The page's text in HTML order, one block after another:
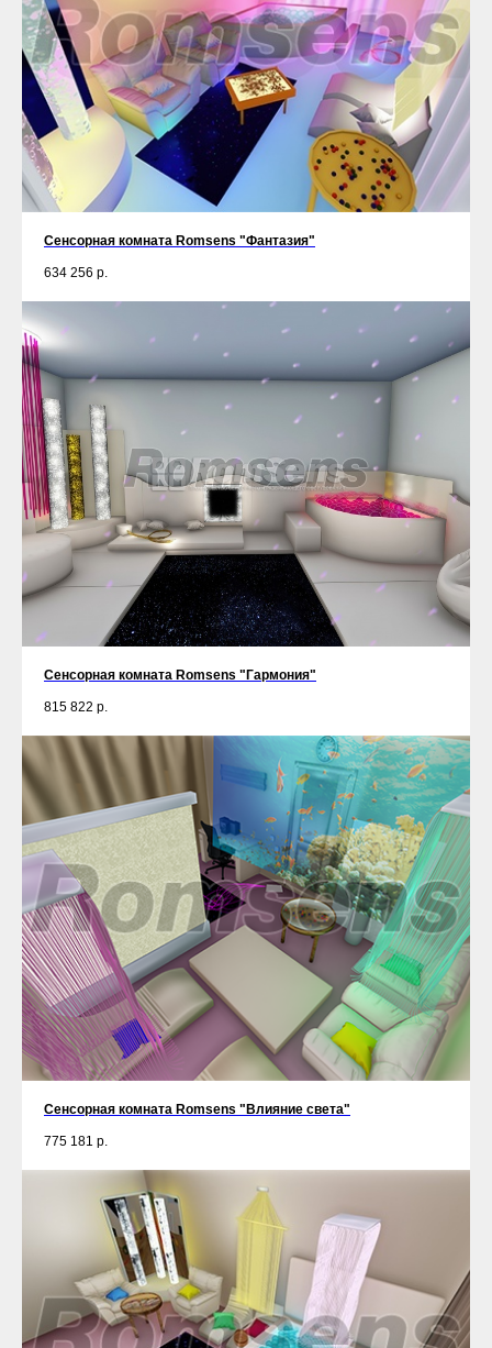
Сенсорная комната Romsens "Фантазия"
634 256 р.
Сенсорная комната Romsens "Гармония"
815 822 р.
Сенсорная комната Romsens "Влияние света"
775 181 р.